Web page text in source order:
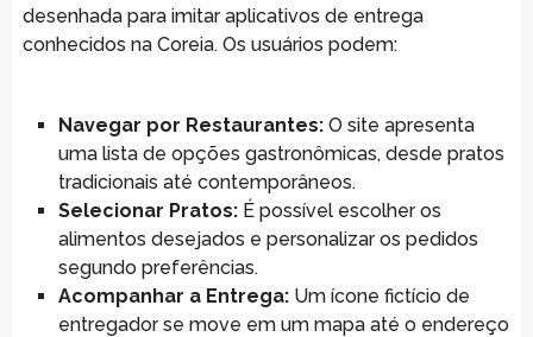
desenhada para imitar aplicativos de entrega
conhecidos na Coreia. Os usuários podem:
Navegar por Restaurantes:O site apresenta
uma lista de opções gastronômicas, desde pratos
tradicionais até contemporâneos.
Selecionar Pratos:É possível escolher os
alimentos desejados e personalizar os pedidos
segundo preferências.
Acompanhar a Entrega:Um ícone fictício de
entregador se move em um mapa até o endereço